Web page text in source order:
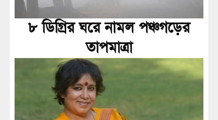
৮ ডিগ্রির ঘরে নামল পঞ্চগড়ের
তাপমাত্রা